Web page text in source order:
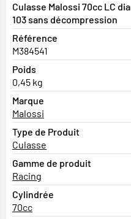
Culasse Malossi 70cc LC
103 sans décompression
Référence
M384541
Poids
0,45 kg
Marque
Malossi
Type de Produit
Culasse
Gamme de produit
Racing
Cylindrée
70cc